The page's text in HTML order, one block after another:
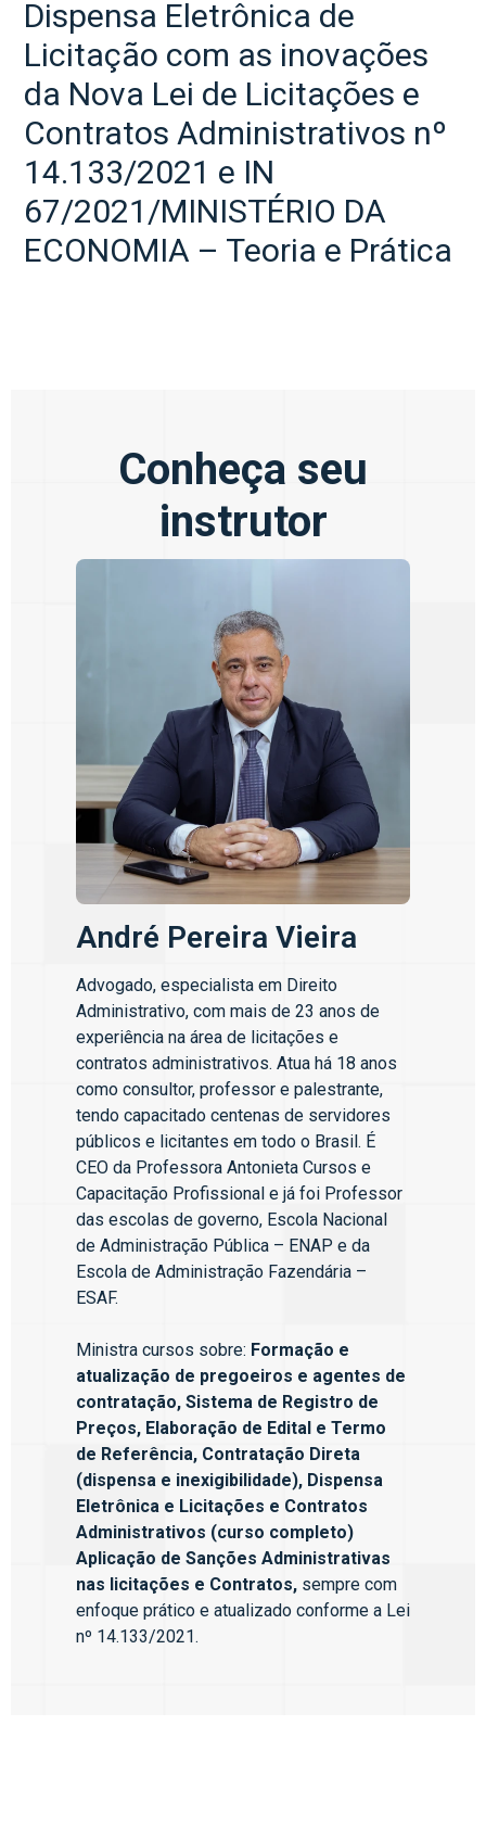
Dispensa Eletrônica de
Licitação com as inovações
da Nova Lei de Licitações e
Contratos Administrativos nº
14.133/2021 e IN
67/2021/MINISTÉRIO DA
ECONOMIA – Teoria e Prática
Conheça seu
instrutor
André Pereira Vieira
Advogado, especialista em Direito
Administrativo, com mais de 23 anos de
experiência na área de licitações e
contratos administrativos. Atua há 18 anos
como consultor, professor e palestrante,
tendo capacitado centenas de servidores
públicos e licitantes em todo o Brasil. É
CEO da Professora Antonieta Cursos e
Capacitação Profissional e já foi Professor
das escolas de governo, Escola Nacional
de Administração Pública – ENAP e da
Escola de Administração Fazendária –
ESAF.
Ministra cursos sobre: Formação e
atualização de pregoeiros e agentes de
contratação, Sistema de Registro de
Preços, Elaboração de Edital e Termo
de Referência, Contratação Direta
(dispensa e inexigibilidade), Dispensa
Eletrônica e Licitações e Contratos
Administrativos (curso completo)
Aplicação de Sanções Administrativas
nas licitações e Contratos, sempre com
enfoque prático e atualizado conforme a Lei
nº 14.133/2021.